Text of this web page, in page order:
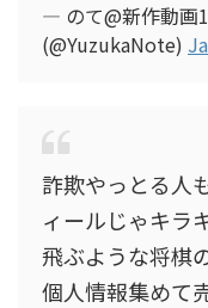
— のて@新作動画
(@YuzukaNote)
詐欺やっとる人
ィールじゃキラ
飛ぶような将棋
個人情報集めて